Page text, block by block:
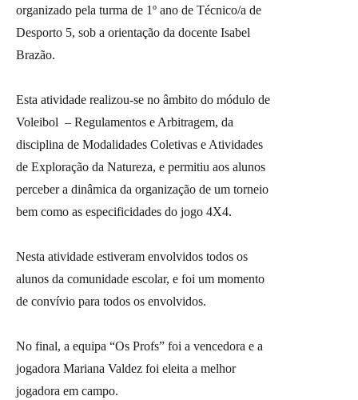
organizado pela turma de 1º ano de Técnico/a de
Desporto 5, sob a orientação da docente Isabel
Brazão.
Esta atividade realizou-se no âmbito do módulo de
Voleibol – Regulamentos e Arbitragem, da
disciplina de Modalidades Coletivas e Atividades
de Exploração da Natureza, e permitiu aos alunos
perceber a dinâmica da organização de um torneio
bem como as especificidades do jogo 4X4.
Nesta atividade estiveram envolvidos todos os
alunos da comunidade escolar, e foi um momento
de convívio para todos os envolvidos.
No final, a equipa “Os Profs” foi a vencedora e a
jogadora Mariana Valdez foi eleita a melhor
jogadora em campo.